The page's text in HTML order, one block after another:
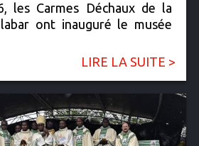
les Carmes Déchaux de la
ont inauguré le musée
LIRE LA SUITE >